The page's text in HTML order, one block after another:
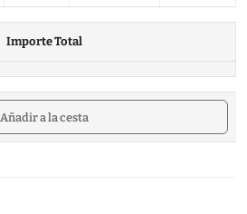
Importe Total
Añadir a la cesta